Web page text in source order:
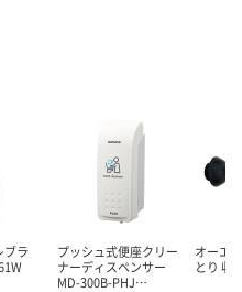
ラ
プッシュ式便座クリー
ナーディスペンサー
MD-300B-PHJ…
オーエ
とり 収